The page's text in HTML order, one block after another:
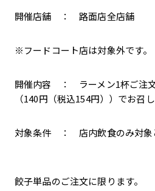
開催店舗 ： 路面店
※フードコート店は対象外です。
開催内容 ： ラーメン1杯ご注
（140円（税込154円））でお召
対象条件 ： 店内飲食のみ対象
餃子単品のご注文に限